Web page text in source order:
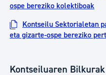
ospe bereziko kolektiboak
Kontseilu Sektorialetan
eta gizarte-ospe bereziko
Kontseiluaren Bilkurak